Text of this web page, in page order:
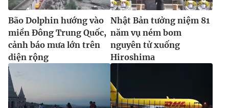
Bão Dolphin hướng vào
miền Đông Trung Quốc,
cảnh báo mưa lớn trên
diện rộng
Nhật Bản tưởng niệm 81
năm vụ ném bom
nguyên tử xuống
Hiroshima